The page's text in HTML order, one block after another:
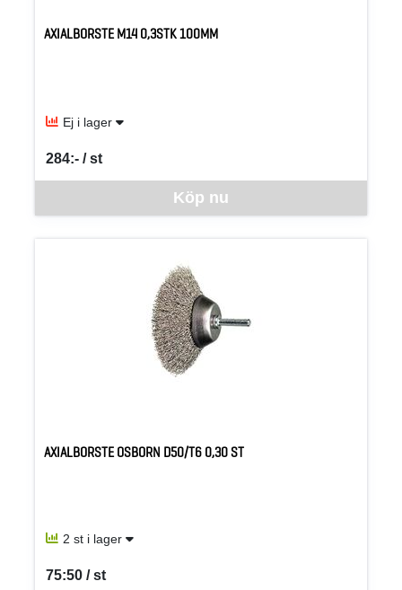
AXIALBORSTE M14 0,3STK 100MM
Ej i lager
Köp nu
284:- / st
SEK per ST
AXIALBORSTE OSBORN D50/T6 0,30 ST
2 st i lager
75:50 / st
SEK per ST